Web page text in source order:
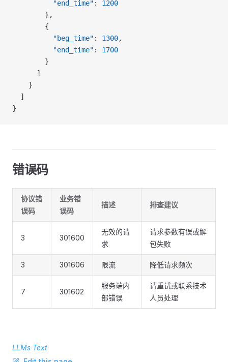
          "end_time"
: 1200
        },
        {
          "beg_time"
: 1300,
          "end_time"
: 1700
        }
      ]
    }
  ]
}
错误码
协议错
误码
业务错
误码
描述 排查建议
3 301600
无效的请
求
请求参数有误或解
包失败
3 301606 限流 降低请求频次
7 301602
服务端内
部错误
请重试或联系技术
人员处理
LLMs Text